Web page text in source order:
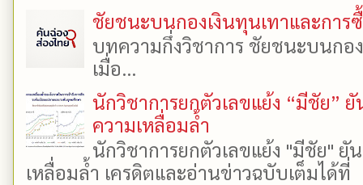
ชัยชนะบนกองเงินทุนเทาและการ
บทความกึ่งวิชาการ ชัยชนะบนกอ
เมื่อ...
นักวิชาการยกตัวเลขแย้ง “มีชัย”
ความเหลื่อมล้ำ
นักวิชาการยกตัวเลขแย้ง "มีชัย"
เหลื่อมล้ำ เครดิตและอ่านข่าวฉบับเต็มได้